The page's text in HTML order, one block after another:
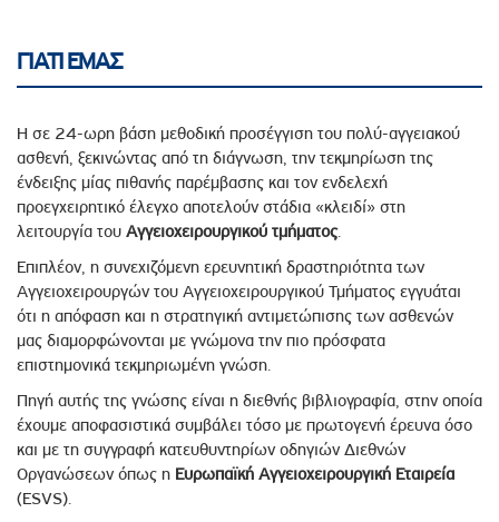
ΓΙΑΤΙ ΕΜΑΣ
Η σε 24-ωρη βάση μεθοδική προσέγγιση του πολύ-αγγειακού
ασθενή, ξεκινώντας από τη διάγνωση, την τεκμηρίωση της
ένδειξης μίας πιθανής παρέμβασης και τον ενδελεχή
προεγχειρητικό έλεγχο αποτελούν στάδια «κλειδί» στη
λειτουργία του Αγγειοχειρουργικού τμήματος.
Επιπλέον, η συνεχιζόμενη ερευνητική δραστηριότητα των
Αγγειοχειρουργών του Αγγειοχειρουργικού Τμήματος εγγυάται
ότι η απόφαση και η στρατηγική αντιμετώπισης των ασθενών
μας διαμορφώνονται με γνώμονα την πιο πρόσφατα
επιστημονικά τεκμηριωμένη γνώση.
Πηγή αυτής της γνώσης είναι η διεθνής βιβλιογραφία, στην οποία
έχουμε αποφασιστικά συμβάλει τόσο με πρωτογενή έρευνα όσο
και με τη συγγραφή κατευθυντηρίων οδηγιών Διεθνών
Οργανώσεων όπως η Ευρωπαϊκή Αγγειοχειρουργική Εταιρεία
(ESVS).